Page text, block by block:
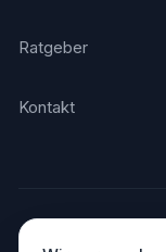
Ratgeber
Kontakt